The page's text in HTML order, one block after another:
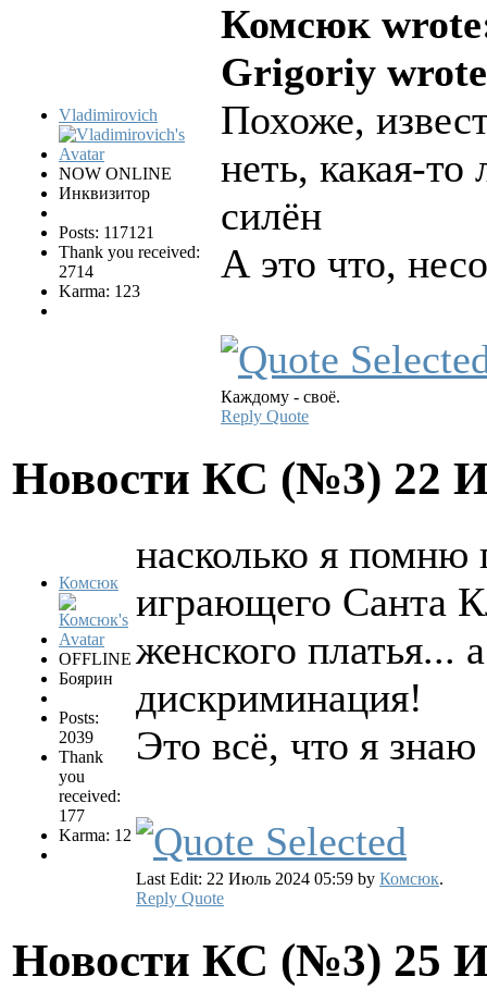
Vladimirovich
NOW ONLINE
Инквизитор
Posts: 117121
Thank you received:
2714
Karma: 123
Комсюк
Grigoriy
Похоже,
неть, какая-то
силён
А это что,
Каждому - своё.
Reply Quote
Новости КС (№3) 22
Комсюк
OFFLINE
Боярин
Posts:
2039
Thank
you
received:
177
Karma: 12
насколько я
играющего Санта
женского платья...
дискриминация!
Это всё, что я
Last Edit: 22 Июль 2024 05:59 by Комсюк.
Reply Quote
Новости КС (№3) 25